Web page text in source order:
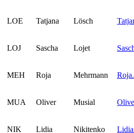
LOE Tatjana Lösch
LOJ Sascha Lojet
MEH Roja Mehrmann
MUA Oliver Musial
NIK Lidia Nikitenko